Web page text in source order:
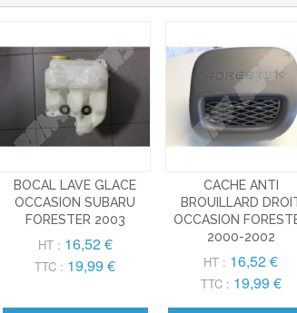
BOCAL LAVE GLACE
OCCASION SUBARU
FORESTER 2003
HT : 16,52 €
TTC : 19,99 €
CACHE ANTI
BROUILLARD
OCCASION
2000-2002
HT : 16,52 €
TTC : 19,99 €